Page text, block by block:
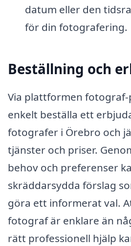
datum eller den
för din fotografering.
Beställning och
Via plattformen fotograf-
enkelt beställa ett
fotografer i Örebro och
tjänster och priser.
behov och preferenser
skräddarsydda förslag
göra ett informerat val.
fotograf är enklare än
rätt professionell hjälp